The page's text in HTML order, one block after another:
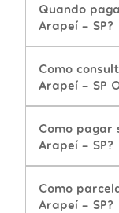
Quando
Arapeí - SP?
Como
Arapeí - SP
Como pagar
Arapeí - SP?
Como
Arapeí - SP?